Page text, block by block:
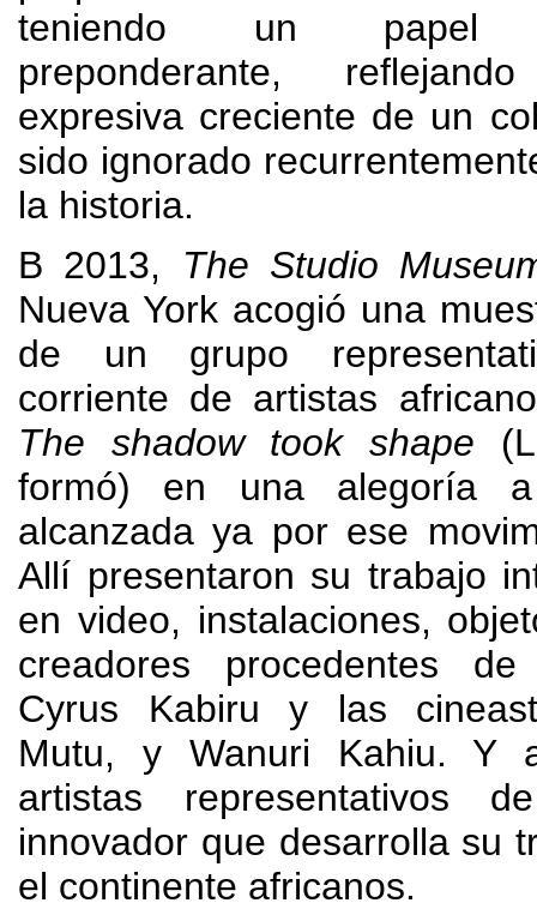
teniendo un papel
preponderante,
expresiva creciente de un
sido ignorado
la historia.
В 2013, The Studio
Nueva York acogió una
de un grupo
corriente de artistas
The shadow took shape (
formó) en una alegoría
alcanzada ya por ese
Allí presentaron su trabajo
en video, instalaciones,
creadores procedentes
Cyrus Kabiru y las
Mutu, y Wanuri Kahiu. Y
artistas representativos
innovador que desarrolla su
el continente africanos.